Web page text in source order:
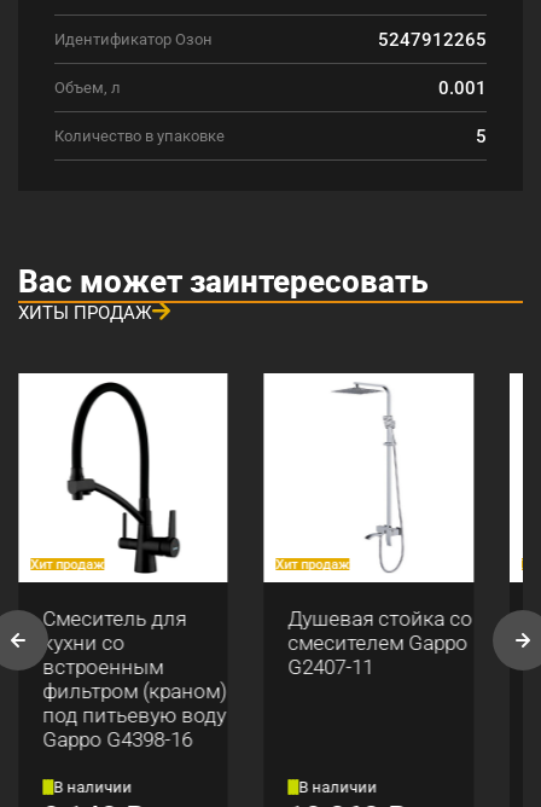
Идентификатор Озон 5247912265
Объем, л 0.001
Количество в упаковке 5
Вас может заинтересовать
ХИТЫ ПРОДАЖ
Хит продаж
Смеситель для
кухни со
встроенным
фильтром (краном)
под питьевую воду
Gappo G4398-16
В наличии
Хит продаж
Душевая стойка со
смесителем Gappo
G2407-11
В наличии